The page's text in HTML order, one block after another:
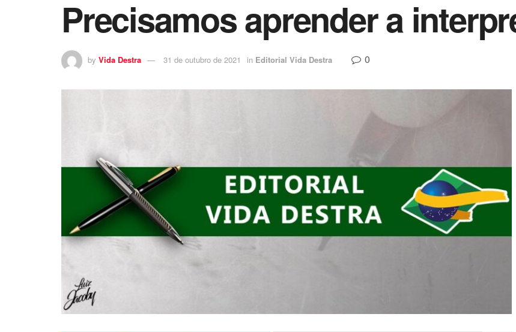
Precisamos aprender a
by Vida Destra 31 de outubro de 2021 in Editorial Vida Destra 0